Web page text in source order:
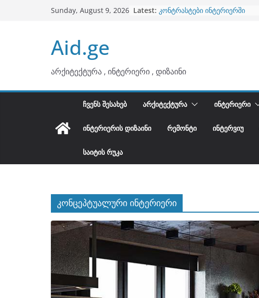
Sunday, August 9, 2026 Latest: კონტრასტები ინტერიერში
Aid.ge
არქიტექტურა , ინტერიერი , დიზაინი
ᲩᲕᲔᲜᲡ ᲨᲔᲡᲐᲮᲔᲑ ᲐᲠᲥᲘᲢᲔᲥᲢᲣᲠᲐ ᲘᲜᲢᲔᲠᲘᲔᲠᲘ
ᲘᲜᲢᲔᲠᲘᲔᲠᲘᲡ ᲓᲘᲖᲐᲘᲜᲘ ᲠᲔᲛᲝᲜᲢᲘ ᲘᲜᲢᲔᲠᲕᲘᲣ
ᲡᲐᲘᲢᲘᲡ ᲠᲣᲙᲐ
კონცეპტუალური ინტერიერი